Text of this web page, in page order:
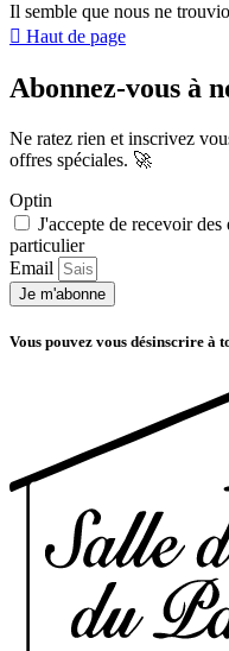
Il semble que nous ne
Haut de page
Abonnez-vous à
Ne ratez rien et inscrivez
offres spéciales. 🚀​
Optin
J'accepte de recevoir
particulier
Email
Je m'abonne
Vous pouvez vous désinscrire à